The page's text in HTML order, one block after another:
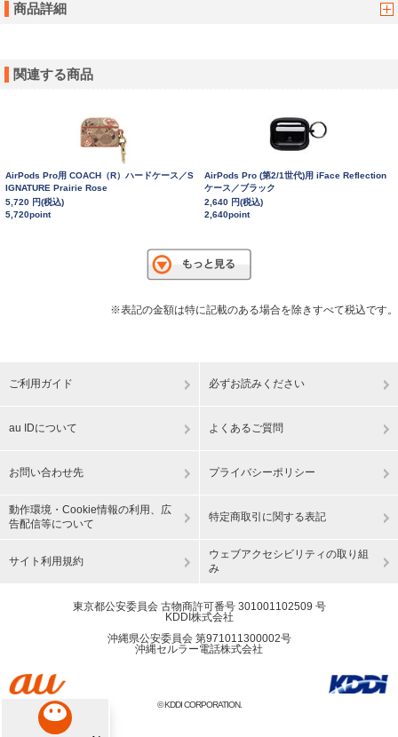
商品詳細
関連する商品
AirPods Pro用 COACH（R）ハードケース／S
IGNATURE Prairie Rose
5,720 円(税込)
5,720point
AirPods Pro (第2/1世代)用 iFace Reflection
ケース／ブラック
2,640 円(税込)
2,640point
※表記の金額は特に記載のある場合を除きすべて税込です。
ご利用ガイド 必ずお読みください
au IDについて よくあるご質問
お問い合わせ先 プライバシーポリシー
動作環境・Cookie情報の利用、広
告配信等について
特定商取引に関する表記
サイト利用規約
ウェブアクセシビリティの取り組
み
東京都公安委員会 古物商許可番号 301001102509 号
KDDI株式会社
沖縄県公安委員会 第971011300002号
沖縄セルラー電話株式会社
© KDDI CORPORATION.